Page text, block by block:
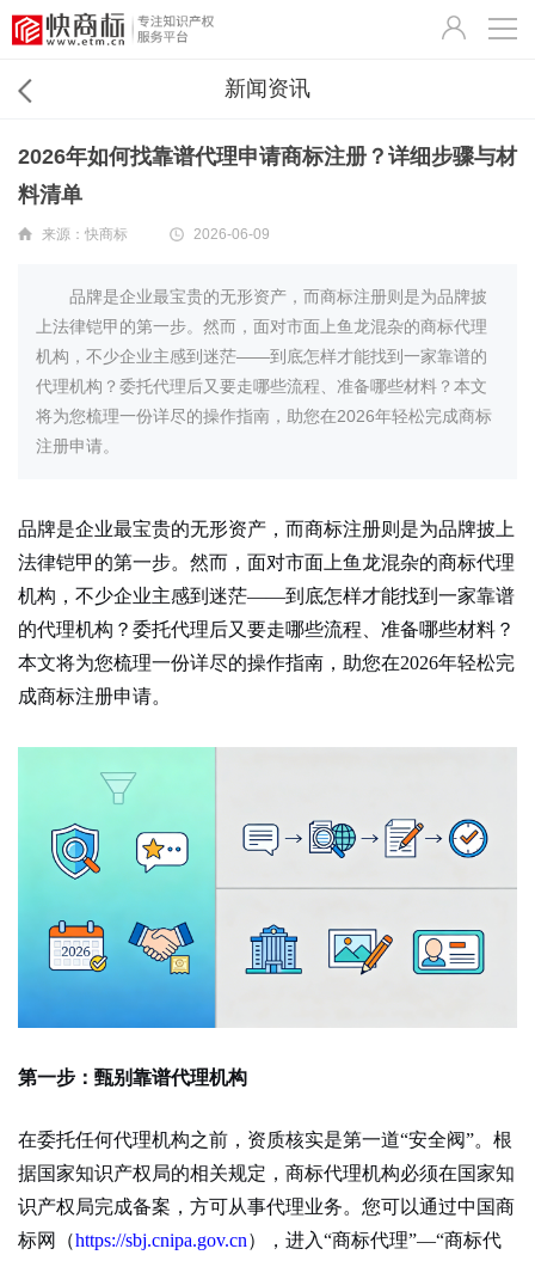
新闻资讯
2026年如何找靠谱代理申请商标注册？详细步骤与材
料清单
来源： 快商标 2026-06-09
品牌是企业最宝贵的无形资产，而商标注册则是为品牌披
上法律铠甲的第一步。然而，面对市面上鱼龙混杂的商标代理
机构，不少企业主感到迷茫——到底怎样才能找到一家靠谱的
代理机构？委托代理后又要走哪些流程、准备哪些材料？本文
将为您梳理一份详尽的操作指南，助您在2026年轻松完成商标
注册申请。
品牌是企业最宝贵的无形资产，而商标注册则是为品牌披上
法律铠甲的第一步。然而，面对市面上鱼龙混杂的商标代理
机构，不少企业主感到迷茫——到底怎样才能找到一家靠谱
的代理机构？委托代理后又要走哪些流程、准备哪些材料？
本文将为您梳理一份详尽的操作指南，助您在2026年轻松完
成商标注册申请。
第一步：甄别靠谱代理机构
在委托任何代理机构之前，资质核实是第一道“安全阀”。根
据国家知识产权局的相关规定，商标代理机构必须在国家知
识产权局完成备案，方可从事代理业务。您可以通过中国商
标网（https://sbj.cnipa.gov.cn），进入“商标代理”—“商标代